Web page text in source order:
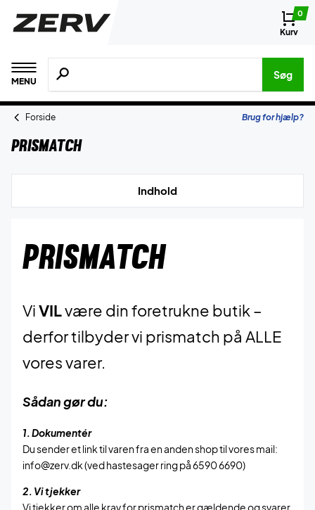
0
Kurv
MENU
Søg efter produkter, mærker etc.
Søg
Forside Brug for hjælp?
Prismatch
Indhold
PRISMATCH
ViVILvære din foretrukne butik –
derfor tilbyder vi prismatch på ALLE
vores varer.
Sådan gør du:
1. Dokumentér
Du sender et link til varen fra en anden shop til vores mail:
info@zerv.dk (ved hastesager ring på 6590 6690)
2. Vi tjekker
Vi tjekker om alle krav for prismatch er gældende og svarer